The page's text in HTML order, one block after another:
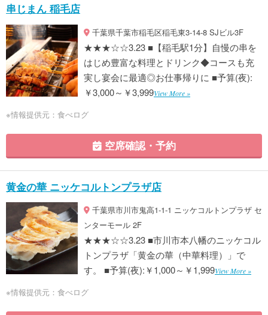
串じまん 稲毛店
千葉県千葉市稲毛区稲毛東3-14-8 SJビル3F
★★★☆☆3.23 ■【稲毛駅1分】自慢の串を
はじめ豊富な料理とドリンク◆コースも充
実し宴会に最適◎お仕事帰りに ■予算(夜):
￥3,000～￥3,999View More »
※情報提供元：食べログ
空席確認・予約
黄金の華 ニッケコルトンプラザ店
千葉県市川市鬼高1-1-1 ニッケコルトンプラザ セ
ンターモール 2F
★★★☆☆3.23 ■市川市本八幡のニッケコル
トンプラザ「黄金の華（中華料理）」で
す。 ■予算(夜):￥1,000～￥1,999View More »
※情報提供元：食べログ